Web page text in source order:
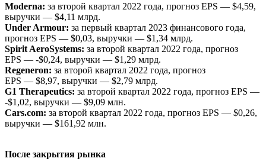
Moderna: за второй квартал 2022 года, прогноз EPS — $4,59,
выручки — $4,11 млрд.
Under Armour: за первый квартал 2023 финансового года,
прогноз EPS — $0,03, выручки — $1,34 млрд.
Spirit AeroSystems: за второй квартал 2022 года, прогноз
EPS — -$0,24, выручки — $1,29 млрд.
Regeneron: за второй квартал 2022 года, прогноз
EPS — $8,97, выручки — $2,79 млрд.
G1 Therapeutics: за второй квартал 2022 года, прогноз EPS —
-$1,02, выручки — $9,09 млн.
Cars.com: за второй квартал 2022 года, прогноз EPS — $0,26,
выручки — $161,92 млн.
После закрытия рынка